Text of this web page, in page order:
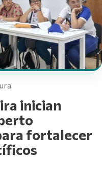
inician
fortalecer